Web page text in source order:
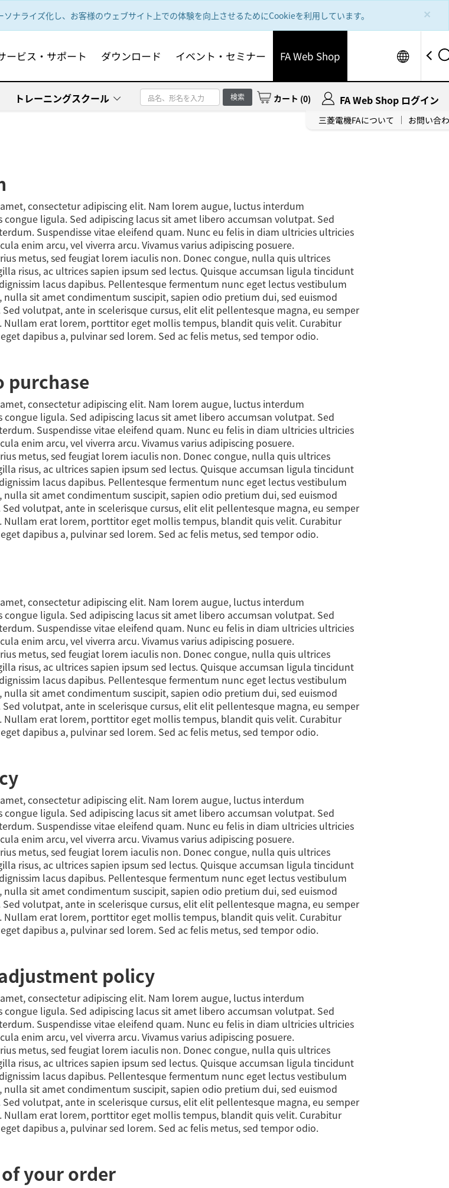
×
ナライズ化し、お客様のウェブサイト上での体験を向上させるためにCookieを利用しています。
ービス・サポート ダウンロード イベント・セミナー FA Web Shop
三菱電機FAについて お問い合
トレーニングスクール 検索 カート (0) FA Web Shop ログイン
consectetur adipiscing elit. Nam lorem augue, luctus interdum
ligula. Sed adipiscing lacus sit amet libero accumsan volutpat. Sed
Suspendisse vitae eleifend quam. Nunc eu felis in diam ultricies ultricies
enim arcu, vel viverra arcu. Vivamus varius adipiscing posuere.
metus, sed feugiat lorem iaculis non. Donec congue, nulla quis ultrices
risus, ac ultrices sapien ipsum sed lectus. Quisque accumsan ligula tincidunt
lacus dapibus. Pellentesque fermentum nunc eget lectus vestibulum
nulla sit amet condimentum suscipit, sapien odio pretium dui, sed euismod
Sed volutpat, ante in scelerisque cursus, elit elit pellentesque magna, eu semper
Nullam erat lorem, porttitor eget mollis tempus, blandit quis velit. Curabitur
dapibus a, pulvinar sed lorem. Sed ac felis metus, sed tempor odio.
purchase
consectetur adipiscing elit. Nam lorem augue, luctus interdum
ligula. Sed adipiscing lacus sit amet libero accumsan volutpat. Sed
Suspendisse vitae eleifend quam. Nunc eu felis in diam ultricies ultricies
enim arcu, vel viverra arcu. Vivamus varius adipiscing posuere.
metus, sed feugiat lorem iaculis non. Donec congue, nulla quis ultrices
risus, ac ultrices sapien ipsum sed lectus. Quisque accumsan ligula tincidunt
lacus dapibus. Pellentesque fermentum nunc eget lectus vestibulum
nulla sit amet condimentum suscipit, sapien odio pretium dui, sed euismod
Sed volutpat, ante in scelerisque cursus, elit elit pellentesque magna, eu semper
Nullam erat lorem, porttitor eget mollis tempus, blandit quis velit. Curabitur
dapibus a, pulvinar sed lorem. Sed ac felis metus, sed tempor odio.
consectetur adipiscing elit. Nam lorem augue, luctus interdum
ligula. Sed adipiscing lacus sit amet libero accumsan volutpat. Sed
Suspendisse vitae eleifend quam. Nunc eu felis in diam ultricies ultricies
enim arcu, vel viverra arcu. Vivamus varius adipiscing posuere.
metus, sed feugiat lorem iaculis non. Donec congue, nulla quis ultrices
risus, ac ultrices sapien ipsum sed lectus. Quisque accumsan ligula tincidunt
lacus dapibus. Pellentesque fermentum nunc eget lectus vestibulum
nulla sit amet condimentum suscipit, sapien odio pretium dui, sed euismod
Sed volutpat, ante in scelerisque cursus, elit elit pellentesque magna, eu semper
Nullam erat lorem, porttitor eget mollis tempus, blandit quis velit. Curabitur
dapibus a, pulvinar sed lorem. Sed ac felis metus, sed tempor odio.
consectetur adipiscing elit. Nam lorem augue, luctus interdum
ligula. Sed adipiscing lacus sit amet libero accumsan volutpat. Sed
Suspendisse vitae eleifend quam. Nunc eu felis in diam ultricies ultricies
enim arcu, vel viverra arcu. Vivamus varius adipiscing posuere.
metus, sed feugiat lorem iaculis non. Donec congue, nulla quis ultrices
risus, ac ultrices sapien ipsum sed lectus. Quisque accumsan ligula tincidunt
lacus dapibus. Pellentesque fermentum nunc eget lectus vestibulum
nulla sit amet condimentum suscipit, sapien odio pretium dui, sed euismod
Sed volutpat, ante in scelerisque cursus, elit elit pellentesque magna, eu semper
Nullam erat lorem, porttitor eget mollis tempus, blandit quis velit. Curabitur
dapibus a, pulvinar sed lorem. Sed ac felis metus, sed tempor odio.
policy
consectetur adipiscing elit. Nam lorem augue, luctus interdum
ligula. Sed adipiscing lacus sit amet libero accumsan volutpat. Sed
Suspendisse vitae eleifend quam. Nunc eu felis in diam ultricies ultricies
enim arcu, vel viverra arcu. Vivamus varius adipiscing posuere.
metus, sed feugiat lorem iaculis non. Donec congue, nulla quis ultrices
risus, ac ultrices sapien ipsum sed lectus. Quisque accumsan ligula tincidunt
lacus dapibus. Pellentesque fermentum nunc eget lectus vestibulum
nulla sit amet condimentum suscipit, sapien odio pretium dui, sed euismod
Sed volutpat, ante in scelerisque cursus, elit elit pellentesque magna, eu semper
Nullam erat lorem, porttitor eget mollis tempus, blandit quis velit. Curabitur
dapibus a, pulvinar sed lorem. Sed ac felis metus, sed tempor odio.
your order